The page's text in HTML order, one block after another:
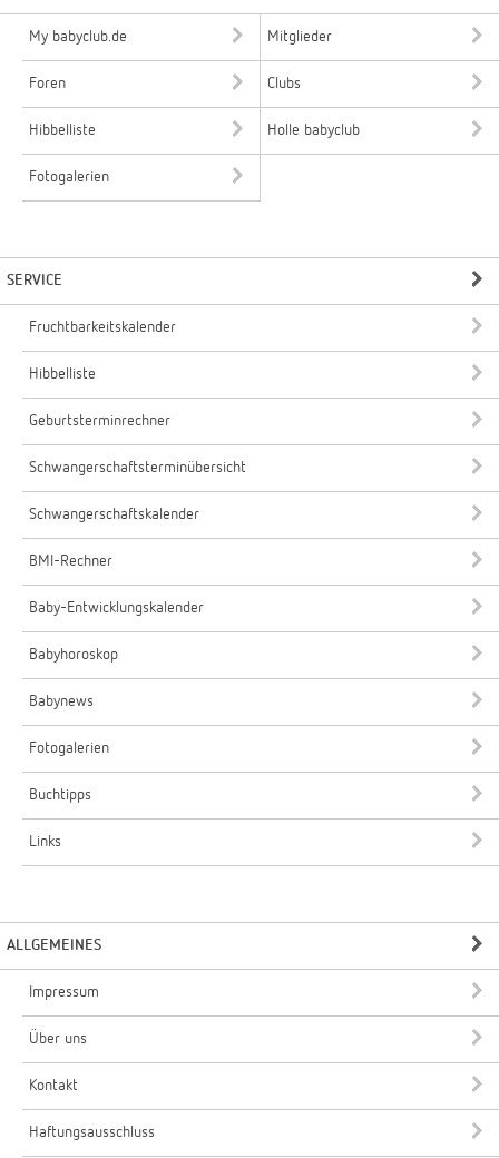
My babyclub.de Mitglieder
Foren Clubs
Hibbelliste Holle babyclub
Fotogalerien
SERVICE
Fruchtbarkeitskalender
Hibbelliste
Geburtsterminrechner
Schwangerschaftsterminübersicht
Schwangerschaftskalender
BMI-Rechner
Baby-Entwicklungskalender
Babyhoroskop
Babynews
Fotogalerien
Buchtipps
Links
ALLGEMEINES
Impressum
Über uns
Kontakt
Haftungsausschluss